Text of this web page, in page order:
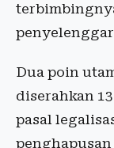
Dua poin
diserahkan
pasal